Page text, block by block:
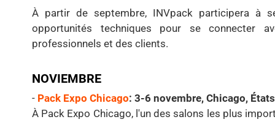
À partir de septembre, INVpack participera à
opportunités techniques pour se connecter
professionnels et des clients.
NOVIEMBRE
- Pack Expo Chicago: 3-6 novembre, Chicago,
À Pack Expo Chicago, l'un des salons les plus